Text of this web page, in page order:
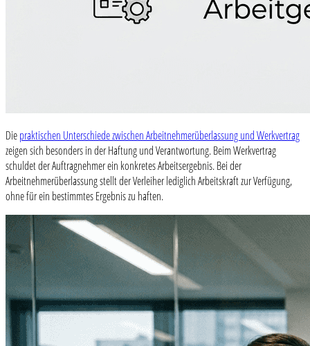
Diepraktischen Unterschiede zwischen Arbeitnehmerüberlassung und Werkvertrag
zeigen sich besonders in der Haftung und Verantwortung. Beim Werkvertrag
schuldet der Auftragnehmer ein konkretes Arbeitsergebnis. Bei der
Arbeitnehmerüberlassung stellt der Verleiher lediglich Arbeitskraft zur Verfügung,
ohne für ein bestimmtes Ergebnis zu haften.